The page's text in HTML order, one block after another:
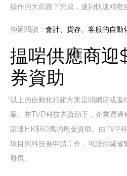
操作的大前題下完成，達到快速精密
伸延閱讀： 會計、貨存、客服的自動
揾啱供應商
券資助
以上的自動化行銷方案是開網店或
案。在TVP科技券資助下，企業透過
請達HK$60萬的現金資助。由TVP
項目與科技券申請工作，可讓你減
發展。